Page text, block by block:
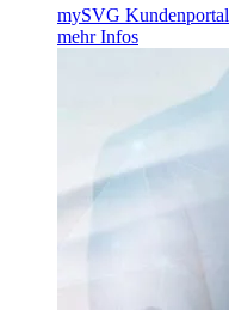
mySVG Kundenportal
mehr Infos